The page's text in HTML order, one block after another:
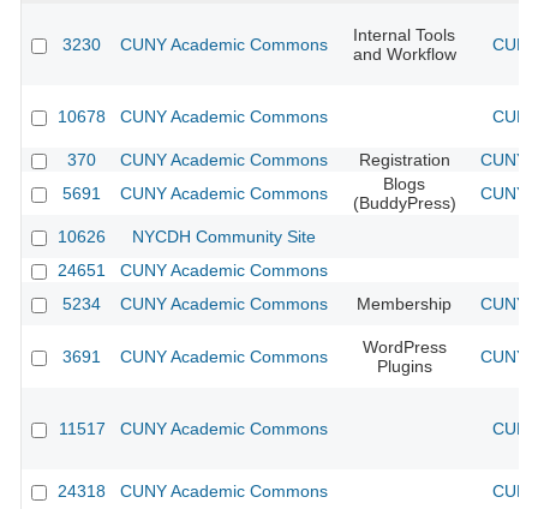
3230 CUNY Academic Commons
Internal Tools
and Workflow
10678 CUNY Academic Commons
370 CUNY Academic Commons Registration
CUNY
5691
CUNY Academic Commons
Blogs
(BuddyPress)
CUNY
10626
NYCDH Community Site
24651
CUNY Academic Commons
5234
CUNY Academic Commons Membership CUNY
3691 CUNY Academic Commons
WordPress
Plugins
CUNY
11517 CUNY Academic Commons
24318 CUNY Academic Commons